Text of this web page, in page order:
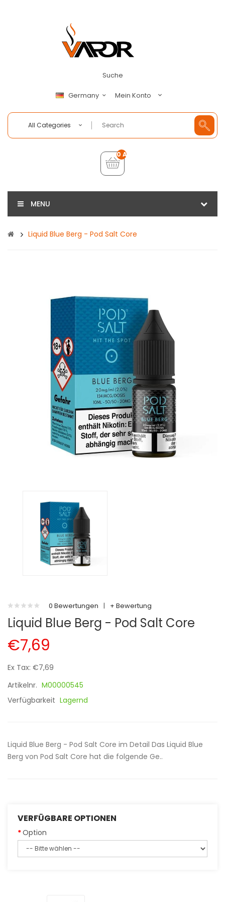
Suche
Germany Mein Konto
All Categories
0 Artikel - €0,00
MENU
Liquid Blue Berg - Pod Salt Core
0 Bewertungen | + Bewertung
Liquid Blue Berg - Pod Salt Core
€7,69
Ex Tax: €7,69
Artikelnr. M00000545
Verfügbarkeit Lagernd
Liquid Blue Berg - Pod Salt Core im Detail Das Liquid Blue
Berg von Pod Salt Core hat die folgende Ge..
VERFÜGBARE OPTIONEN
Option